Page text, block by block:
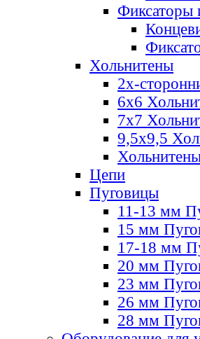
Фиксаторы
Хольнитены
2х-
6х6
7х7
9,5х9,5
Цепи
Пуговицы
11-13 мм
15 мм
17-18 мм
20 мм
23 мм
26 мм
28 мм